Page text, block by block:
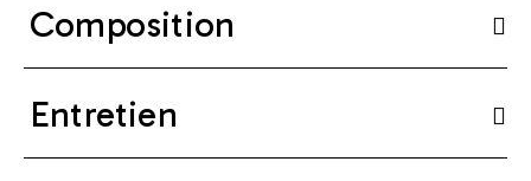
Composition
Entretien